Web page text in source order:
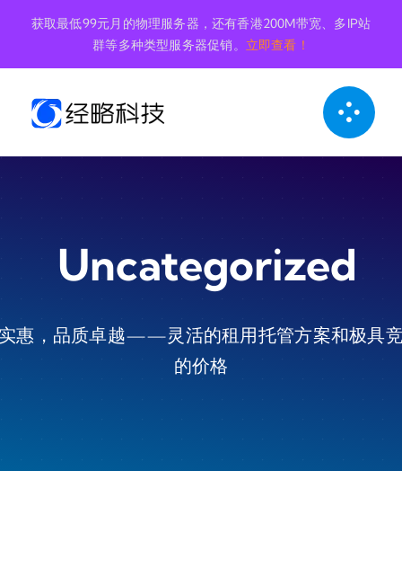
内
获取最低99元月的物理服务器，还有香港200M带宽、多IP站
群等多种类型服务器促销。 立即查看！
Uncategorized
惠，品质卓越——灵活的租用托管方案和极具
的价格